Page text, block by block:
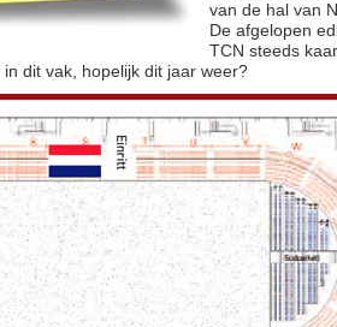
van de hal van
De afgelopen
TCN steeds
dit vak, hopelijk dit jaar weer?